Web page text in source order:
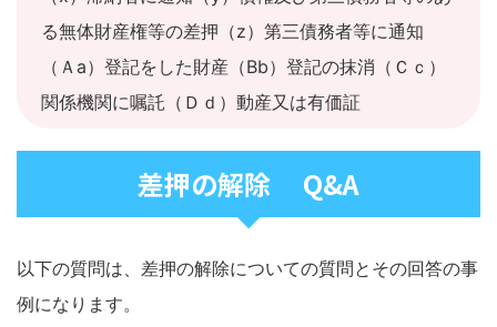
る無体財産権等の差押（z）第三債務者等に通知
（Ａa）登記をした財産（Bb）登記の抹消（Ｃｃ）
関係機関に嘱託（Ｄｄ）動産又は有価証
差押の解除 Q&A
以下の質問は、差押の解除についての質問とその回答の事
例になります。